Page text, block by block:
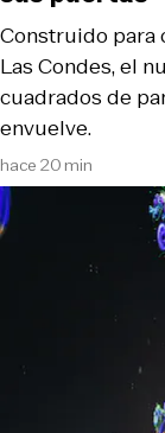
hace 20 min
Construido para
Las Condes, el
cuadrados de
envuelve.